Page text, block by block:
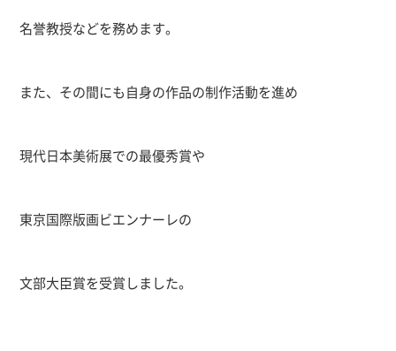
名誉教授などを務めます。
また、その間にも自身の作品の制作活動を進め
現代日本美術展での最優秀賞や
東京国際版画ビエンナーレの
文部大臣賞を受賞しました。